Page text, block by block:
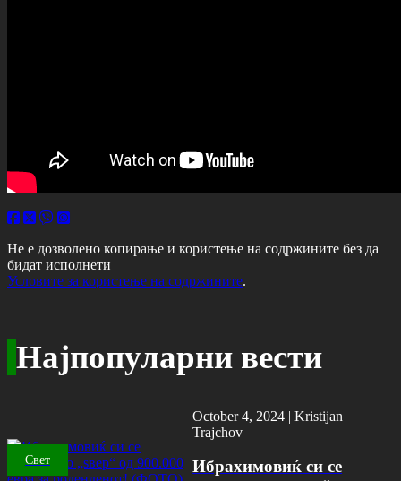
Не е дозволено копирање и користење на содржините без да
бидат исполнети
Условите за користење на содржините.
Најпопуларни вести
Свет
October 4, 2024 |Kristijan
Trajchov
Ибрахимовиќ си се